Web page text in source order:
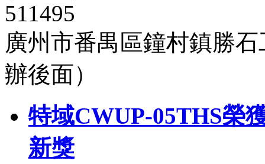
511495
廣州市番禺區鐘村鎮勝
辦後面）
特域CWUP-05THS榮
新獎